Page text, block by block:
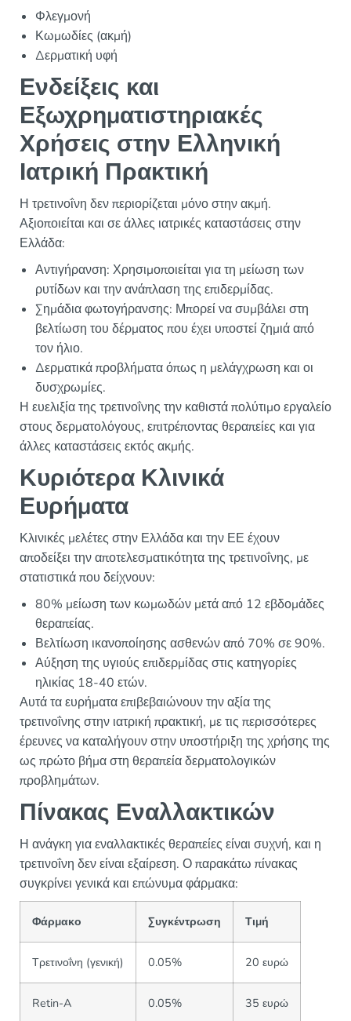
Φλεγμονή
Κωμωδίες (ακμή)
Δερματική υφή
Ενδείξεις και
Εξωχρηματιστηριακές
Χρήσεις στην Ελληνική
Ιατρική Πρακτική
Η τρετινοΐνη δεν περιορίζεται μόνο στην ακμή.
Αξιοποιείται και σε άλλες ιατρικές καταστάσεις στην
Ελλάδα:
Αντιγήρανση: Χρησιμοποιείται για τη μείωση των
ρυτίδων και την ανάπλαση της επιδερμίδας.
Σημάδια φωτογήρανσης: Μπορεί να συμβάλει στη
βελτίωση του δέρματος που έχει υποστεί ζημιά από
τον ήλιο.
Δερματικά προβλήματα όπως η μελάγχρωση και οι
δυσχρωμίες.
Η ευελιξία της τρετινοΐνης την καθιστά πολύτιμο εργαλείο
στους δερματολόγους, επιτρέποντας θεραπείες και για
άλλες καταστάσεις εκτός ακμής.
Κυριότερα Κλινικά
Ευρήματα
Κλινικές μελέτες στην Ελλάδα και την ΕΕ έχουν
αποδείξει την αποτελεσματικότητα της τρετινοΐνης, με
στατιστικά που δείχνουν:
80% μείωση των κωμωδών μετά από 12 εβδομάδες
θεραπείας.
Βελτίωση ικανοποίησης ασθενών από 70% σε 90%.
Αύξηση της υγιούς επιδερμίδας στις κατηγορίες
ηλικίας 18-40 ετών.
Αυτά τα ευρήματα επιβεβαιώνουν την αξία της
τρετινοΐνης στην ιατρική πρακτική, με τις περισσότερες
έρευνες να καταλήγουν στην υποστήριξη της χρήσης της
ως πρώτο βήμα στη θεραπεία δερματολογικών
προβλημάτων.
Πίνακας Εναλλακτικών
Η ανάγκη για εναλλακτικές θεραπείες είναι συχνή, και η
τρετινοΐνη δεν είναι εξαίρεση. Ο παρακάτω πίνακας
συγκρίνει γενικά και επώνυμα φάρμακα:
Φάρμακο Συγκέντρωση Τιμή
Τρετινοΐνη (γενική) 0.05% 20 ευρώ
Retin-A 0.05% 35 ευρώ